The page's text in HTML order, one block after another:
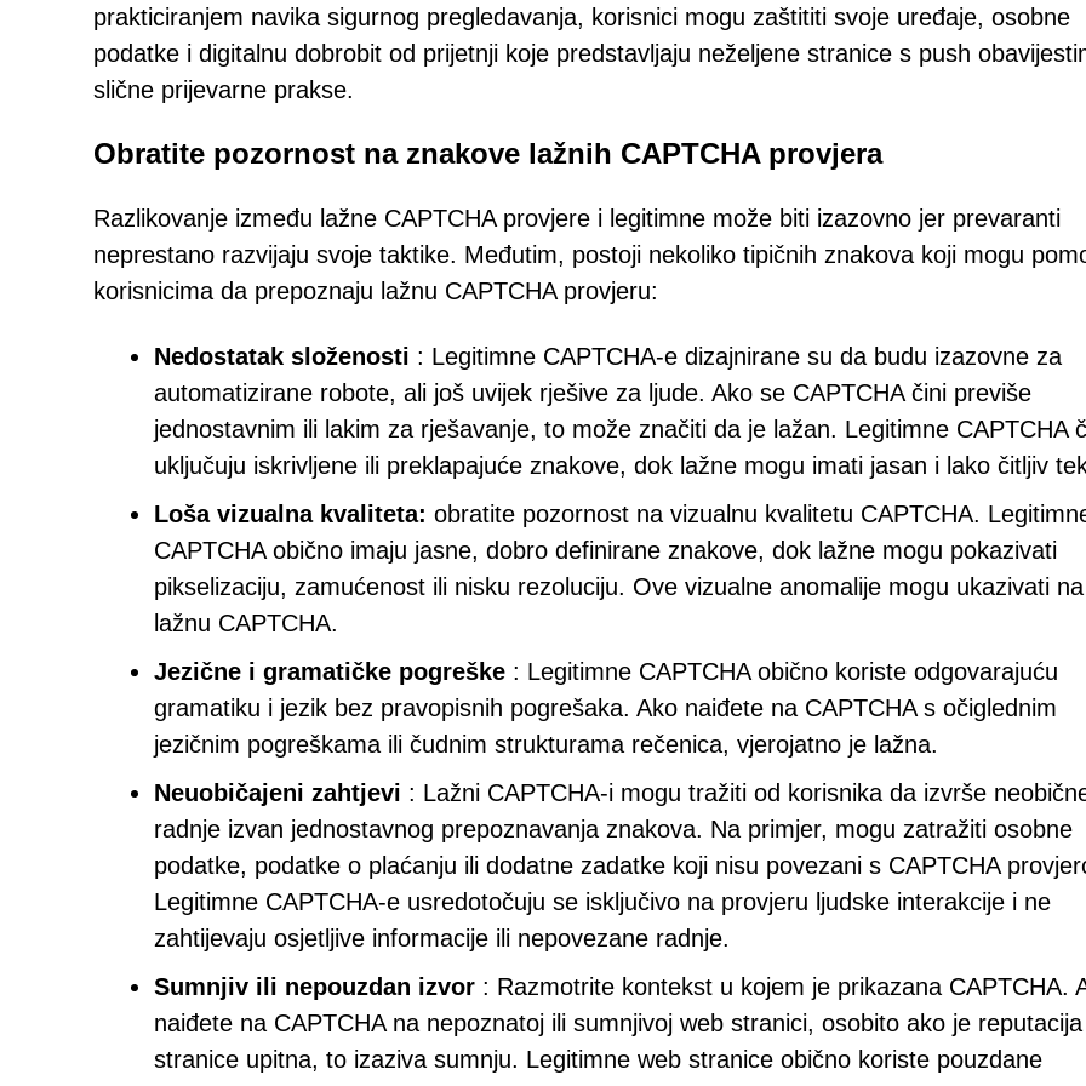
prakticiranjem navika sigurnog pregledavanja, korisnici mogu zaštititi svoje uređaje, osobne
podatke i digitalnu dobrobit od prijetnji koje predstavljaju neželjene stranice s push
slične prijevarne prakse.
Obratite pozornost na znakove lažnih CAPTCHA provjera
Razlikovanje između lažne CAPTCHA provjere i legitimne može biti izazovno jer prevaranti
neprestano razvijaju svoje taktike. Međutim, postoji nekoliko tipičnih znakova koji mogu
korisnicima da prepoznaju lažnu CAPTCHA provjeru:
Nedostatak složenosti : Legitimne CAPTCHA-e dizajnirane su da budu izazovne za
automatizirane robote, ali još uvijek rješive za ljude. Ako se CAPTCHA čini previše
jednostavnim ili lakim za rješavanje, to može značiti da je lažan. Legitimne CAPTCHA
uključuju iskrivljene ili preklapajuće znakove, dok lažne mogu imati jasan i lako čitljiv
Loša vizualna kvaliteta: obratite pozornost na vizualnu kvalitetu CAPTCHA.
CAPTCHA obično imaju jasne, dobro definirane znakove, dok lažne mogu pokazivati
pikselizaciju, zamućenost ili nisku rezoluciju. Ove vizualne anomalije mogu ukazivati na
lažnu CAPTCHA.
Jezične i gramatičke pogreške : Legitimne CAPTCHA obično koriste odgovarajuću
gramatiku i jezik bez pravopisnih pogrešaka. Ako naiđete na CAPTCHA s očiglednim
jezičnim pogreškama ili čudnim strukturama rečenica, vjerojatno je lažna.
Neuobičajeni zahtjevi : Lažni CAPTCHA-i mogu tražiti od korisnika da izvrše
radnje izvan jednostavnog prepoznavanja znakova. Na primjer, mogu zatražiti osobne
podatke, podatke o plaćanju ili dodatne zadatke koji nisu povezani s CAPTCHA
Legitimne CAPTCHA-e usredotočuju se isključivo na provjeru ljudske interakcije i ne
zahtijevaju osjetljive informacije ili nepovezane radnje.
Sumnjiv ili nepouzdan izvor : Razmotrite kontekst u kojem je prikazana CAPTCHA.
naiđete na CAPTCHA na nepoznatoj ili sumnjivoj web stranici, osobito ako je reputacija
stranice upitna, to izaziva sumnju. Legitimne web stranice obično koriste pouzdane